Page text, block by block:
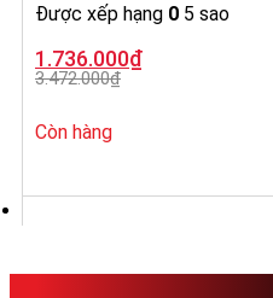
Được xếp hạng 0 5 sao
3.472.000₫
Giá
gốc
là:
1.736.000₫
Giá
hiện
tại
1.736.000₫.
Còn hàng